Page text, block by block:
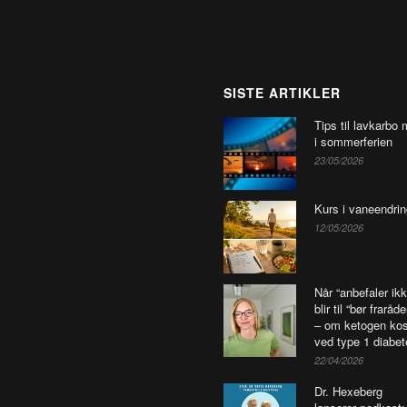
SISTE ARTIKLER
Tips til lavkarbo
i sommerferien
23/05/2026
Kurs i
12/05/2026
Når “anbefaler
blir til “bør
– om ketogen
ved type 1
22/04/2026
Dr. Hexeberg